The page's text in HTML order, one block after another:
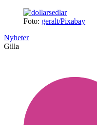
Foto: geralt/Pixabay
Nyheter
Gilla